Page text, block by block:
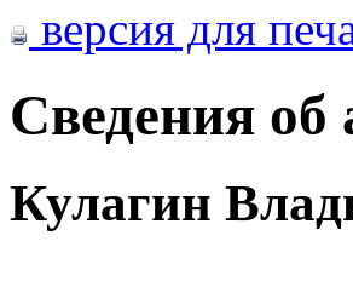
версия для
Сведения об
Кулагин